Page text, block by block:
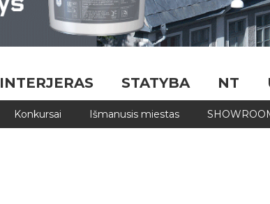
INTERJERAS STATYBA NT
Konkursai Išmanusis miestas